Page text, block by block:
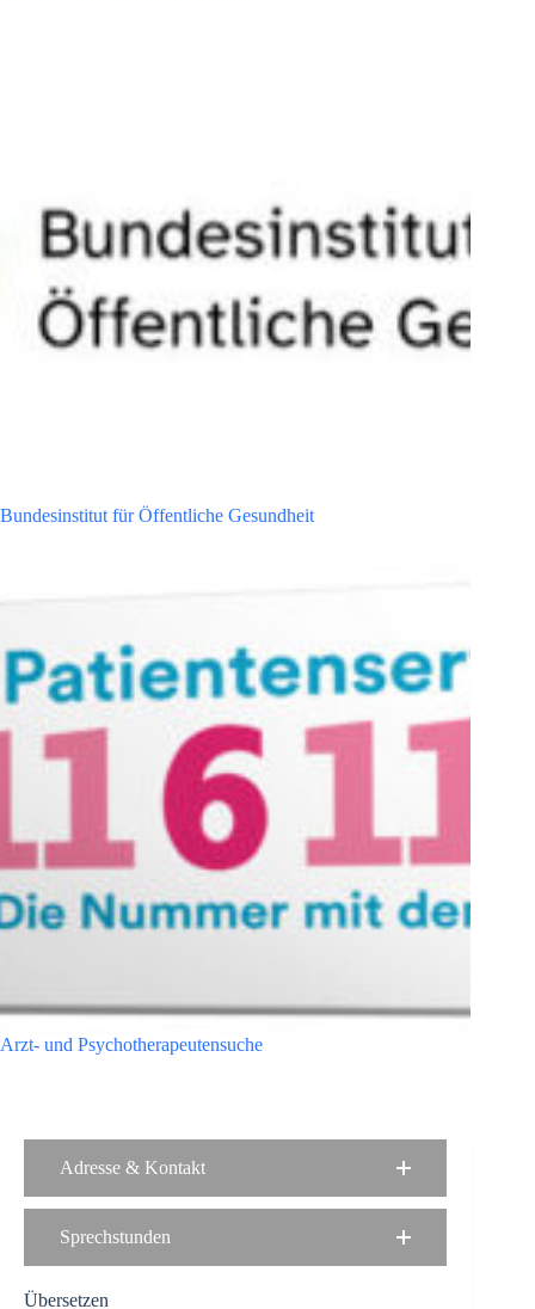
Bundesinstitut für Öffentliche Gesundheit
Arzt- und Psychotherapeutensuche
Adresse & Kontakt
Sprechstunden
Übersetzen